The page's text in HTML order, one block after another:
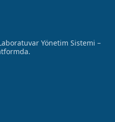
Yönetim Sistemi –